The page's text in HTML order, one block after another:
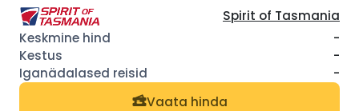
Spirit of Tasmania
-
-
-
Vaata hinda